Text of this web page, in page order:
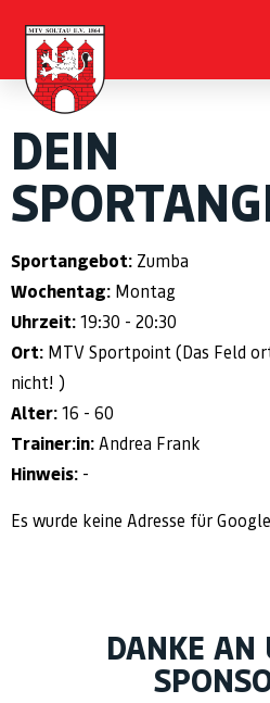
DEIN
Sportangebot: Zumba
Wochentag: Montag
Uhrzeit: 19:30 - 20:30
Ort: MTV Sportpoint (Das Feld
nicht! )
Alter: 16 - 60
Trainer:in: Andrea Frank
Hinweis: -
Es wurde keine Adresse für
DANKE AN